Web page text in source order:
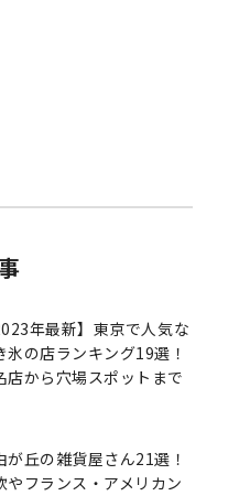
年最新】東京で人気な
氷の店ランキング19選！
店から穴場スポットまで
が丘の雑貨屋さん21選！
やフランス・アメリカン